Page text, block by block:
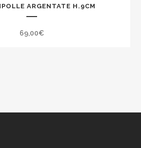
ARGENTATE H.9CM
69,00€